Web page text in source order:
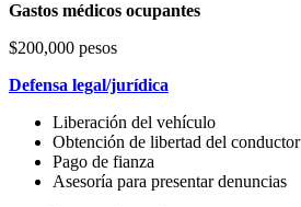
Gastos médicos ocupantes
$200,000 pesos
Defensa legal/jurídica
Liberación del vehículo
Obtención de libertad del conductor
Pago de fianza
Asesoría para presentar denuncias